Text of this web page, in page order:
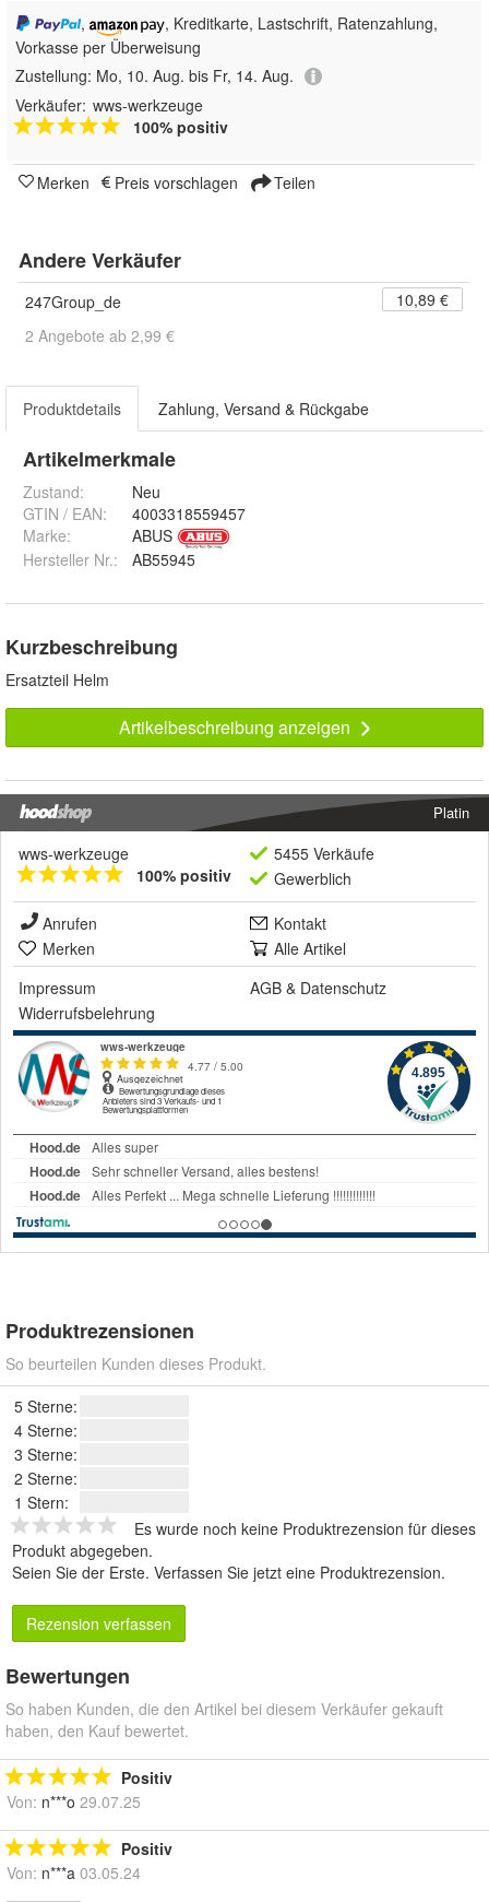
,
, Kreditkarte, Lastschrift, Ratenzahlung,
Vorkasse per Überweisung
Zustellung: Mo, 10. Aug. bis Fr, 14. Aug.
Verkäufer: wws-werkzeuge
100% positiv
Merken Preis vorschlagen Teilen
Andere Verkäufer
247Group_de
10,89 €
2 Angebote ab 2,99 €
Produktdetails Zahlung, Versand & Rückgabe
Artikelmerkmale
Zustand:
Neu
GTIN / EAN:
4003318559457
Marke:
ABUS
Hersteller Nr.:
AB55945
Kurzbeschreibung
Ersatzteil Helm
Artikelbeschreibung anzeigen
Platin
wws-werkzeuge
100% positiv
5455 Verkäufe
Gewerblich
Anrufen
Kontakt
Merken
Alle Artikel
Impressum
AGB & Datenschutz
Widerrufsbelehrung
Produktrezensionen
So beurteilen Kunden dieses Produkt.
5 Sterne:
4 Sterne:
3 Sterne:
2 Sterne:
1 Stern:
Es wurde noch keine Produktrezension für dieses
Produkt abgegeben.
Seien Sie der Erste. Verfassen Sie jetzt eine Produktrezension.
Rezension verfassen
Bewertungen
So haben Kunden, die den Artikel bei diesem Verkäufer gekauft
haben, den Kauf bewertet.
Positiv
Von: n***o 29.07.25
Positiv
Von: n***a 03.05.24